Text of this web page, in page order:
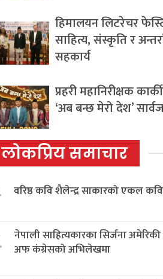
हिमालयन लिटरेचर
साहित्य, संस्कृति र
सहकार्य
प्रहरी महानिरीक्षक
‘अब बन्छ मेरो देश’
लोकप्रिय समाचार
वरिष्ठ कवि शैलेन्द्र साकारको एकल
नेपाली साहित्यकारका सिर्जना अमेरिकी
अफ कंग्रेसको अभिलेखमा